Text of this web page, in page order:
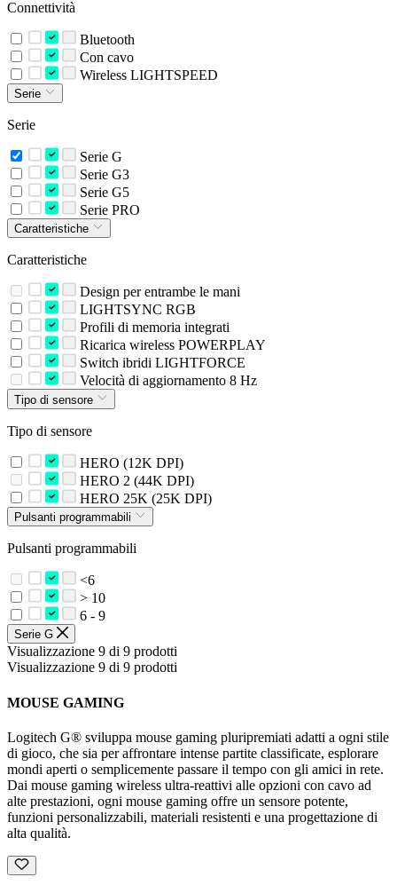
Connettività
Bluetooth
Con cavo
Wireless LIGHTSPEED
Serie
Serie
Serie G
Serie G3
Serie G5
Serie PRO
Caratteristiche
Caratteristiche
Design per entrambe le mani
LIGHTSYNC RGB
Profili di memoria integrati
Ricarica wireless POWERPLAY
Switch ibridi LIGHTFORCE
Velocità di aggiornamento 8 Hz
Tipo di sensore
Tipo di sensore
HERO (12K DPI)
HERO 2 (44K DPI)
HERO 25K (25K DPI)
Pulsanti programmabili
Pulsanti programmabili
<6
> 10
6 - 9
Serie G
Visualizzazione 9 di 9 prodotti
Visualizzazione 9 di 9 prodotti
MOUSE GAMING
Logitech G® sviluppa mouse gaming pluripremiati adatti a ogni stile
di gioco, che sia per affrontare intense partite classificate, esplorare
mondi aperti o semplicemente passare il tempo con gli amici in rete.
Dai mouse gaming wireless ultra-reattivi alle opzioni con cavo ad
alte prestazioni, ogni mouse gaming offre un sensore potente,
funzioni personalizzabili, materiali resistenti e una progettazione di
alta qualità.